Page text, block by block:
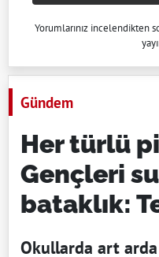
Yorumlarınız incelendikten
Gündem
Her türlü
Gençleri
bataklık:
Okullarda art